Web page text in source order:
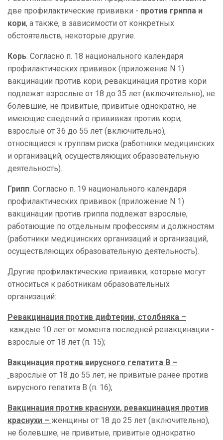
две профилактические прививки - против гриппа и
кори, а также, в зависимости от конкретных
обстоятельств, некоторые другие.
Корь. Согласно п. 18 национального календаря
профилактических прививок (приложение N 1)
вакцинации против кори, ревакцинация против кори
подлежат взрослые от 18 до 35 лет (включительно), не
болевшие, не привитые, привитые однократно, не
имеющие сведений о прививках против кори;
взрослые от 36 до 55 лет (включительно),
относящиеся к группам риска (работники медицинских
и организаций, осуществляющих образовательную
деятельность).
Грипп. Согласно п. 19 национального календаря
профилактических прививок (приложение N 1)
вакцинации против гриппа подлежат взрослые,
работающие по отдельным профессиям и должностям
(работники медицинских организаций и организаций,
осуществляющих образовательную деятельность).
Другие профилактические прививки, которые могут
относиться к работникам образовательных
организаций:
Ревакцинация против дифтерии, столбняка –
каждые 10 лет от момента последней ревакцинации -
взрослые от 18 лет (п. 15);
Вакцинация против вирусного гепатита B –
взрослые от 18 до 55 лет, не привитые ранее против
вирусного гепатита B (п. 16);
Вакцинация против краснухи, ревакцинация против
краснухи – женщины от 18 до 25 лет (включительно),
не болевшие, не привитые, привитые однократно